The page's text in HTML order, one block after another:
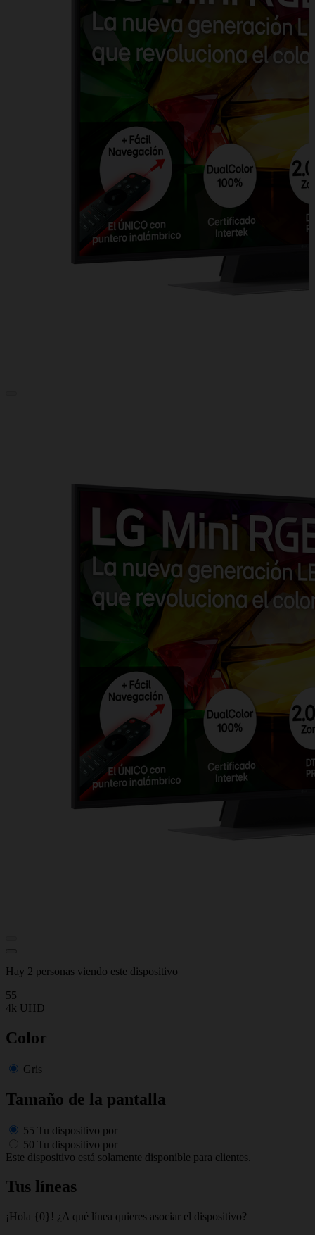
Hay 2 personas viendo este dispositivo
55
4k UHD
Color
Gris
Tamaño de la pantalla
55 Tu dispositivo por
50 Tu dispositivo por
Este dispositivo está solamente disponible para clientes.
Tus líneas
¡Hola {0}! ¿A qué línea quieres asociar el dispositivo?